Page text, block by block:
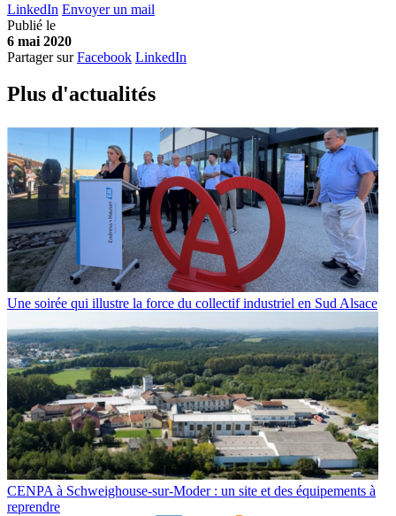
LinkedIn Envoyer un mail
Publié le
6 mai 2020
Partager sur Facebook LinkedIn
Plus d'actualités
Une soirée qui illustre la force du collectif industriel en Sud Alsace
CENPA à Schweighouse-sur-Moder : un site et des équipements à
reprendre